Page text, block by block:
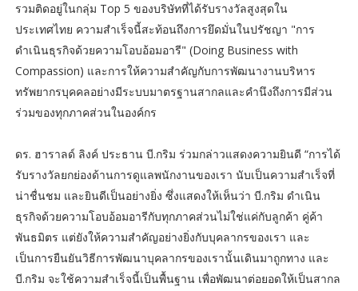
รวมติดอยู่ในกลุ่ม Top 5 ของบริษัทที่ได้รับรางวัลสูงสุดใน
ประเทศไทย ความสำเร็จนี้สะท้อนถึงการยึดมั่นในปรัชญา "การ
ดำเนินธุรกิจด้วยความโอบอ้อมอารี" (Doing Business with
Compassion) และการให้ความสำคัญกับการพัฒนางานบริหาร
ทรัพยากรบุคคลอย่างมีระบบมาตรฐานสากลและคำนึงถึงการมีส่วน
ร่วมของทุกภาคส่วนในองค์กร
ดร. ฮาราลด์ ลิงค์ ประธาน บี.กริม ร่วมกล่าวแสดงความยินดี “การได้
รับรางวัลยกย่องด้านการดูแลพนักงานของเรา นับเป็นความสำเร็จที่
น่าชื่นชม และยินดีเป็นอย่างยิ่ง ซึ่งแสดงให้เห็นว่า บี.กริม ดำเนิน
ธุรกิจด้วยความโอบอ้อมอารีกับทุกภาคส่วนไม่ใช่แค่กับลูกค้า คู่ค้า
พันธมิตร แต่ยังให้ความสำคัญอย่างยิ่งกับบุคลากรของเรา และ
เป็นการยืนยันวิธีการพัฒนาบุคลากรของเรานั้นเดินมาถูกทาง และ
บี.กริม จะใช้ความสำเร็จนี้เป็นพื้นฐาน เพื่อพัฒนาต่อยอดให้เป็นสากล